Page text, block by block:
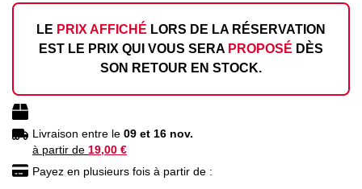
LE PRIX AFFICHÉ LORS DE LA RÉSERVATION
EST LE PRIX QUI VOUS SERA PROPOSÉ DÈS
SON RETOUR EN STOCK.
Livraison entre le 09 et 16 nov.
à partir de 19,00 €
Payez en plusieurs fois à partir de :